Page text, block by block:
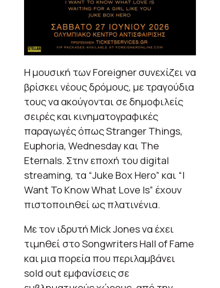
Η μουσική των Foreigner συνεχίζει να
βρίσκει νέους δρόμους, με τραγούδια
τους να ακούγονται σε δημοφιλείς
σειρές και κινηματογραφικές
παραγωγές όπως Stranger Things,
Euphoria, Wednesday και The
Eternals. Στην εποχή του digital
streaming, τα “Juke Box Hero” και “I
Want To Know What Love Is” έχουν
πιστοποιηθεί ως πλατινένια.
Με τον ιδρυτή Mick Jones να έχει
τιμηθεί στο Songwriters Hall of Fame
και μια πορεία που περιλαμβάνει
sold out εμφανίσεις σε